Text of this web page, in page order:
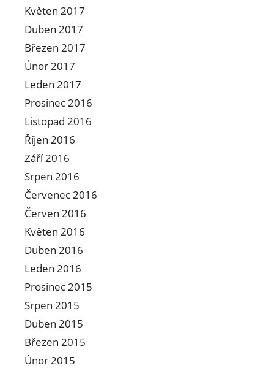
Květen 2017
Duben 2017
Březen 2017
Únor 2017
Leden 2017
Prosinec 2016
Listopad 2016
Říjen 2016
Září 2016
Srpen 2016
Červenec 2016
Červen 2016
Květen 2016
Duben 2016
Leden 2016
Prosinec 2015
Srpen 2015
Duben 2015
Březen 2015
Únor 2015